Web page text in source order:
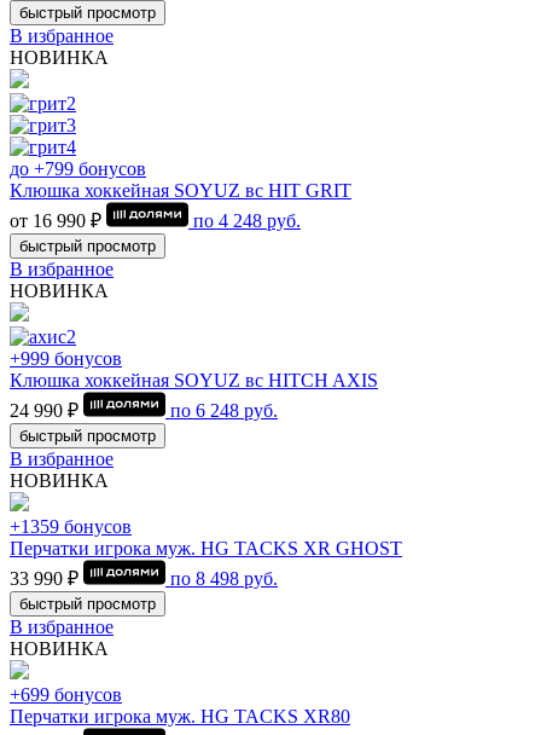
быстрый просмотр
В избранное
НОВИНКА
до +799 бонусов
Клюшка хоккейная SOYUZ вс HIT GRIT
от 16 990 ₽
по 4 248 руб.
быстрый просмотр
В избранное
НОВИНКА
+999 бонусов
Клюшка хоккейная SOYUZ вс HITCH AXIS
24 990 ₽
по 6 248 руб.
быстрый просмотр
В избранное
НОВИНКА
+1359 бонусов
Перчатки игрока муж. HG TACKS XR GHOST
33 990 ₽
по 8 498 руб.
быстрый просмотр
В избранное
НОВИНКА
+699 бонусов
Перчатки игрока муж. HG TACKS XR80